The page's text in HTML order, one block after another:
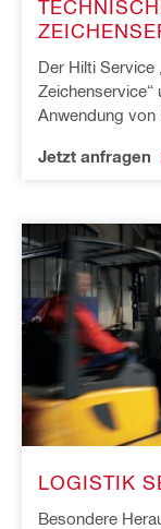
Der Hilti Service
Anwendung
Jetzt anfragen
LOGISTIK
Besondere